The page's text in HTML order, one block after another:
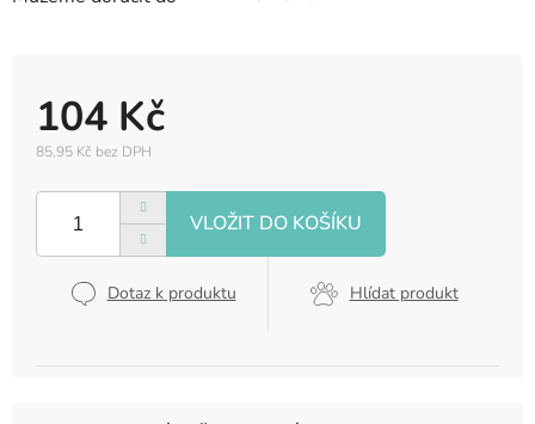
104 Kč
85,95 Kč bez DPH
cena:
Dotaz k produktu Hlídat produkt